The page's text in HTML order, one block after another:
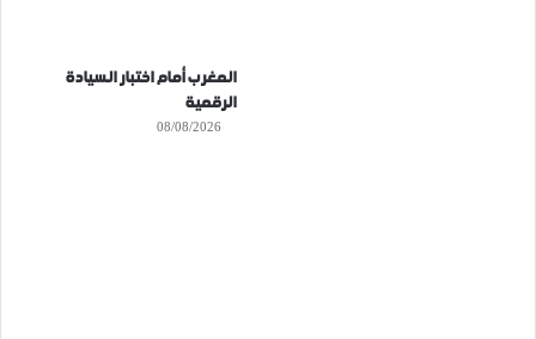
المغرب أمام اختبار السيادة
الرقمية
08/08/2026